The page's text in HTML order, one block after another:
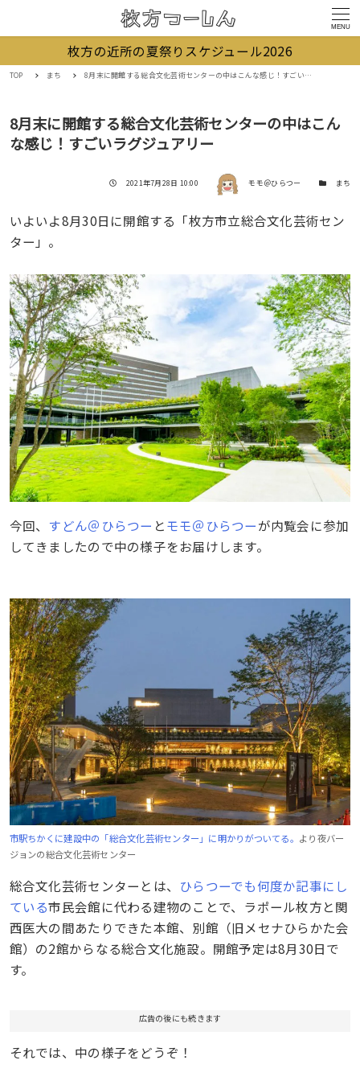
MENU
枚方の近所の夏祭りスケジュール2026
TOP まち 8月末に開館する総合文化芸術センターの中はこんな感じ！すごいラグジュアリー
8月末に開館する総合文化芸術センターの中はこん
な感じ！すごいラグジュアリー
投稿日
2021年7月28日 10:00 著者 モモ＠ひらつー カテゴリー
まち
いよいよ8月30日に開館する「枚方市立総合文化芸術セン
ター」。
今回、 すどん＠ひらつー とモモ＠ひらつーが内覧会に参加
してきましたので中の様子をお届けします。
市駅ちかくに建設中の「総合文化芸術センター」に明かりがついてる。 より夜バー
ジョンの総合文化芸術センター
総合文化芸術センターとは、 ひらつーでも何度か記事にし
ている市民会館に代わる建物のことで、ラポール枚方と関
西医大の間あたりできた本館、別館（旧メセナひらかた会
館）の2館からなる総合文化施設。開館予定は8月30日で
す。
広告の後にも続きます
それでは、中の様子をどうぞ！